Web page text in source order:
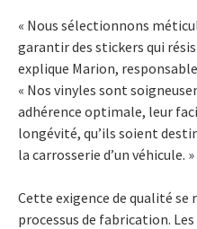
« Nous sélectionnons
garantir des stickers qui
explique Marion,
« Nos vinyles sont
adhérence optimale, leur
longévité, qu’ils soient
la carrosserie d’un véhicule. »
Cette exigence de qualité se
processus de fabrication.